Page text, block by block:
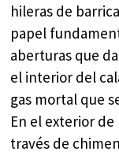
hileras de
papel
aberturas que
el interior del
gas mortal que
En el exterior
través de